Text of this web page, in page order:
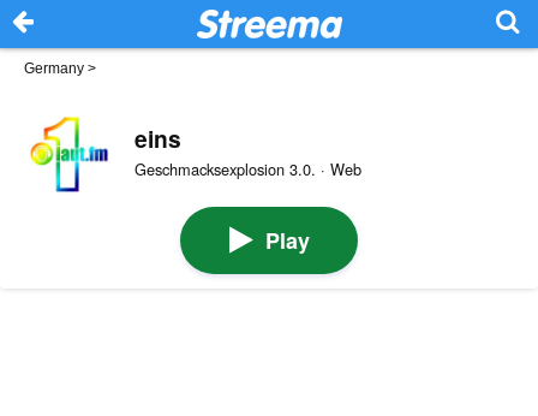
Germany >
eins
Geschmacksexplosion 3.0. · Web
Play